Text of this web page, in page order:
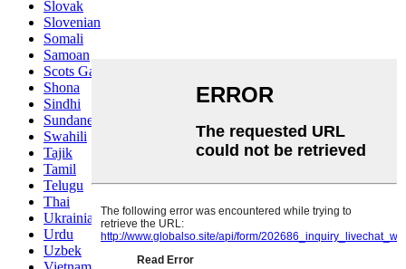
Slovak
Slovenian
Somali
Samoan
Scots Gaelic
Shona
Sindhi
Sundanese
Swahili
Tajik
Tamil
Telugu
Thai
Ukrainian
Urdu
Uzbek